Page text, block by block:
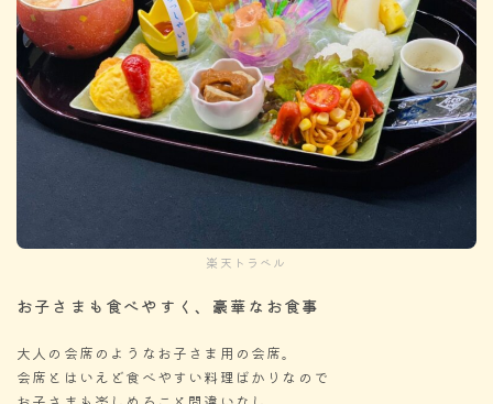
楽天トラベル
お子さまも食べやすく、豪華なお食事
大人の会席のようなお子さま用の会席。
会席とはいえど食べやすい料理ばかりなので